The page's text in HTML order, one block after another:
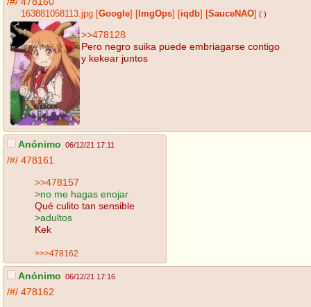
163881058113.jpg Google ImgOps iqdb SauceNAO ( )
>>478128
Pero negro suika puede embriagarse contigo
y kekear juntos
Anónimo 06/12/21 17:11
/#/ 478161
>>478157
>no me hagas enojar
Qué culito tan sensible
>adultos
Kek
>>>478162
Anónimo 06/12/21 17:16
/#/ 478162